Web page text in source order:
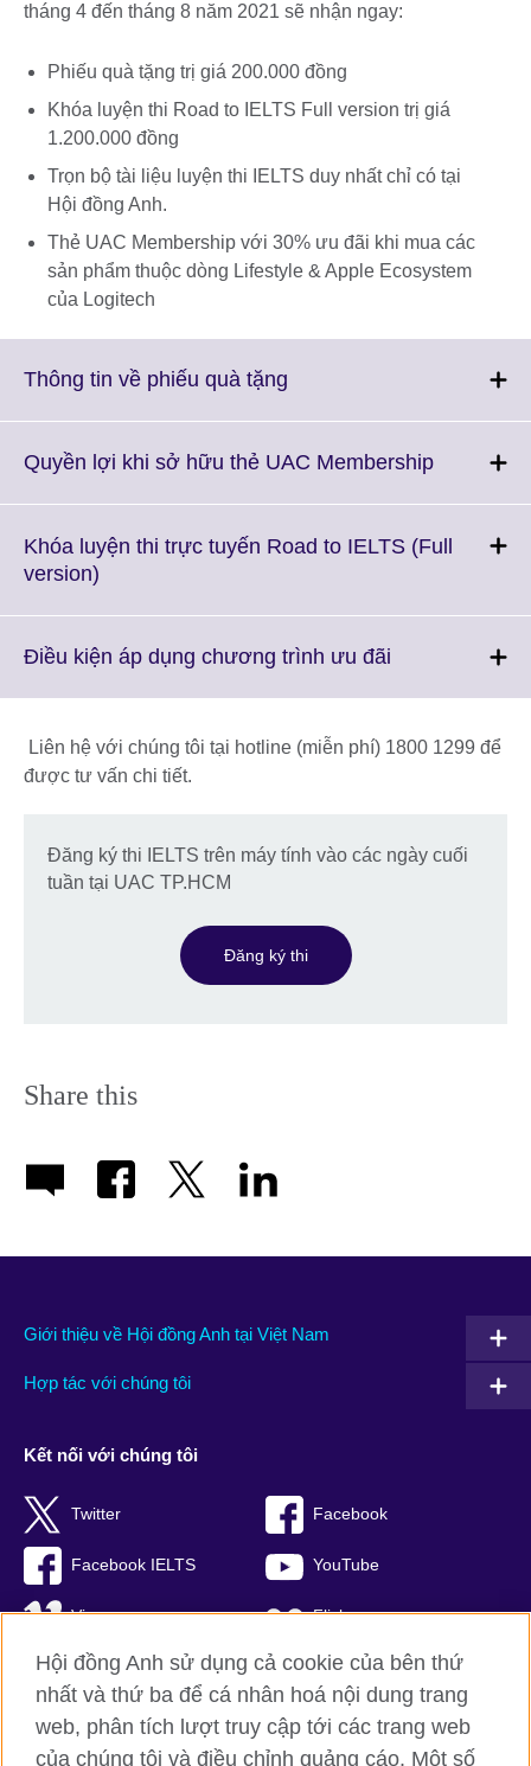
tháng 4 đến tháng 8 năm 2021 sẽ nhận ngay:
Phiếu quà tặng trị giá 200.000 đồng
Khóa luyện thi Road to IELTS Full version trị giá
1.200.000 đồng
Trọn bộ tài liệu luyện thi IELTS duy nhất chỉ có tại
Hội đồng Anh.
Thẻ UAC Membership với 30% ưu đãi khi mua các
sản phẩm thuộc dòng Lifestyle & Apple Ecosystem
của Logitech
Thông tin về phiếu quà tặng
More
Quyền lợi khi sở hữu thẻ UAC MembershipClick
More
Khóa luyện thi trực tuyến Road to IELTS (Full
version)
More
Điều kiện áp dụng chương trình ưu đãi
More
Liên hệ với chúng tôi tại hotline (miễn phí) 1800 1299 để
được tư vấn chi tiết.
Đăng ký thi IELTS trên máy tính vào các ngày cuối
tuần tại UAC TP.HCM
Đăng ký thi
Share this
Giới thiệu về Hội đồng Anh tại Việt Nam
Hợp tác với chúng tôi
Kết nối với chúng tôi
Twitter Facebook
Facebook IELTS YouTube
Vimeo Flickr
RSS TikTok
Hội đồng Anh sử dụng cả cookie của bên thứ
nhất và thứ ba để cá nhân hoá nội dung trang
web, phân tích lượt truy cập tới các trang web
của chúng tôi và điều chỉnh quảng cáo. Một số